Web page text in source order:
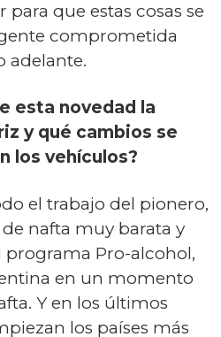
que estas cosas se
comprometida
adelante.
esta novedad la
y qué cambios se
los vehículos?
el trabajo del pionero,
nafta muy barata y
Pro-alcohol,
en un momento
Y en los últimos
los países más